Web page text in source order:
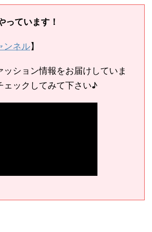
っています！
ンネル】
ッション情報をお届けしていま
ェックしてみて下さい♪